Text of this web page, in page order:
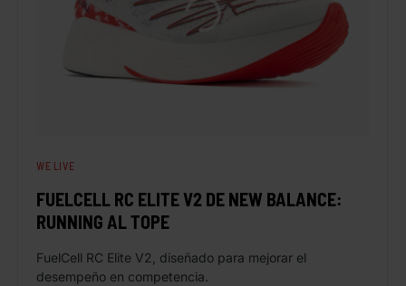
WE LIVE
FUELCELL RC ELITE V2 DE NEW BALANCE:
RUNNING AL TOPE
FuelCell RC Elite V2, diseñado para mejorar el
desempeño en competencia.